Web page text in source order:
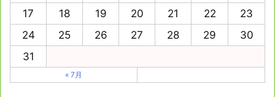
17
18 19 20 21 22
23
24
25 26 27 28 29
30
31
« 7月